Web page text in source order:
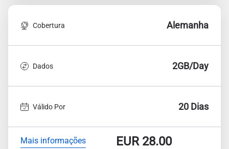
Cobertura Alemanha
Dados 2GB/Day
Válido Por 20 Dias
Mais informações EUR28.00